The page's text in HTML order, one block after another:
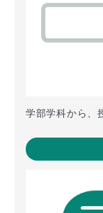
学部学科から、